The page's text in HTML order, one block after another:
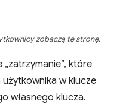
zobaczą tę stronę.
które
w klucze
własnego klucza.